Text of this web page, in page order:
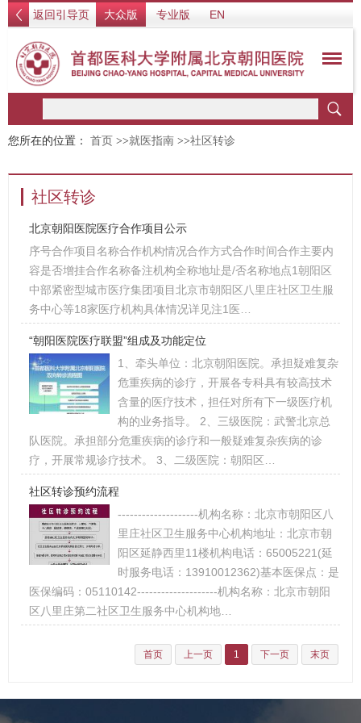
返回引导页 大众版 专业版 EN
您所在的位置： 首页 >>就医指南 >>社区转诊
社区转诊
北京朝阳医院医疗合作项目公示
序号合作项目名称合作机构情况合作方式合作时间合作主要内
容是否增挂合作名称备注机构全称地址是/否名称地点1朝阳区
中部紧密型城市医疗集团项目北京市朝阳区八里庄社区卫生服
务中心等18家医疗机构具体情况详见注1医…
“朝阳医院医疗联盟”组成及功能定位
1、牵头单位：北京朝阳医院。承担疑难复杂
危重疾病的诊疗，开展各专科具有较高技术
含量的医疗技术，担任对所有下一级医疗机
构的业务指导。 2、三级医院：武警北京总
队医院。承担部分危重疾病的诊疗和一般疑难复杂疾病的诊
疗，开展常规诊疗技术。 3、二级医院：朝阳区…
社区转诊预约流程
--------------------机构名称：北京市朝阳区八
里庄社区卫生服务中心机构地址：北京市朝
阳区延静西里11楼机构电话：65005221(延
时服务电话：13910012362)基本医保点：是
医保编码：05110142--------------------机构名称：北京市朝阳
区八里庄第二社区卫生服务中心机构地…
首页 上一页 1 下一页 末页